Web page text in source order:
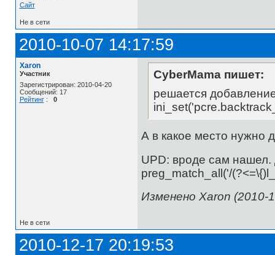
Сайт
Не в сети
2010-10-07 14:17:59
Xaron
Участник
Зарегистрирован: 2010-04-20
Сообщений: 17
Рейтинг: 0
CyberMama пишет:
решается
А в какое место нужно
UPD: вроде сам нашел.
preg_match_all('/
Изменено Xaron (2010-
Не в сети
2010-12-17 20:19:53